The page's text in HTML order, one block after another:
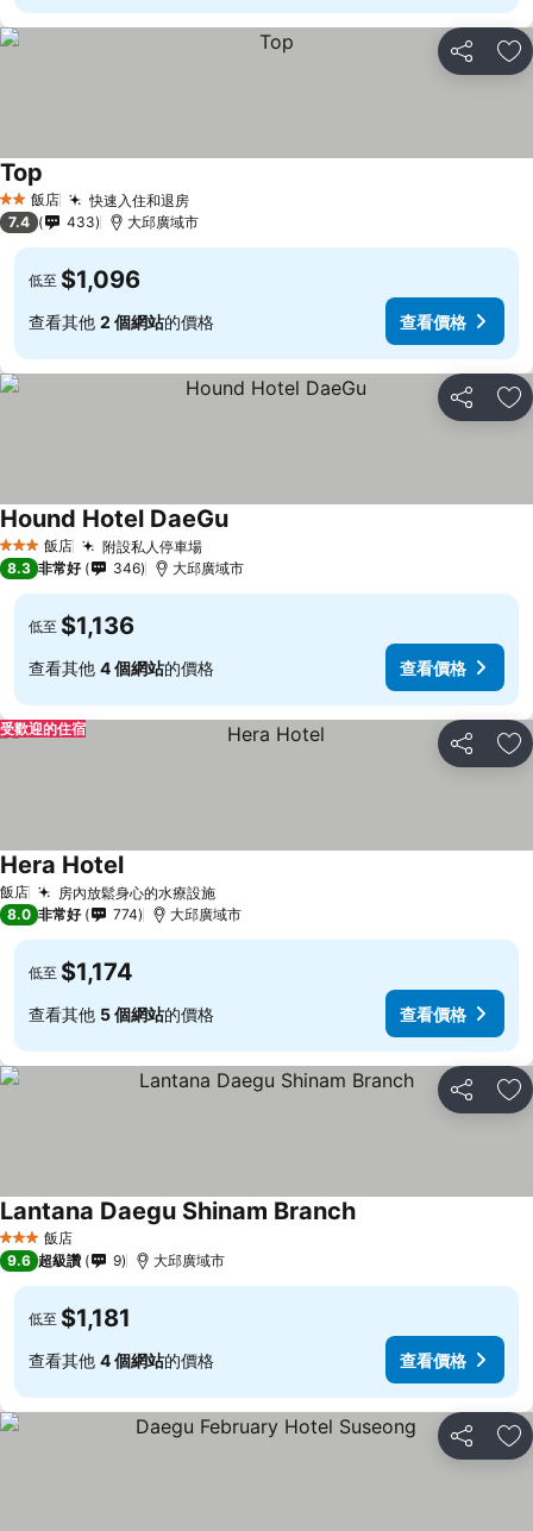
分享 加
2 星級飯店 快速入住和退房
Top
7.4 433 大邱廣域市
低至 $1,096
查看其他 2 個網站的價格 查看價格
分享 加
3 星級 飯店 附設私人停車場
Hound Hotel DaeGu
8.3 非常好 346 大邱廣域市
低至 $1,136
查看其他 4 個網站的價格 查看價格
分享 加
受歡迎的住宿
飯店 房內放鬆身心的水療設施
Hera Hotel
8.0 非常好 774 大邱廣域市
低至 $1,174
查看其他 5 個網站的價格 查看價格
分享 加
3 星級 飯店
Lantana Daegu Shinam Branch
9.6 超級讚 9 大邱廣域市
低至 $1,181
查看其他 4 個網站的價格 查看價格
分享 加